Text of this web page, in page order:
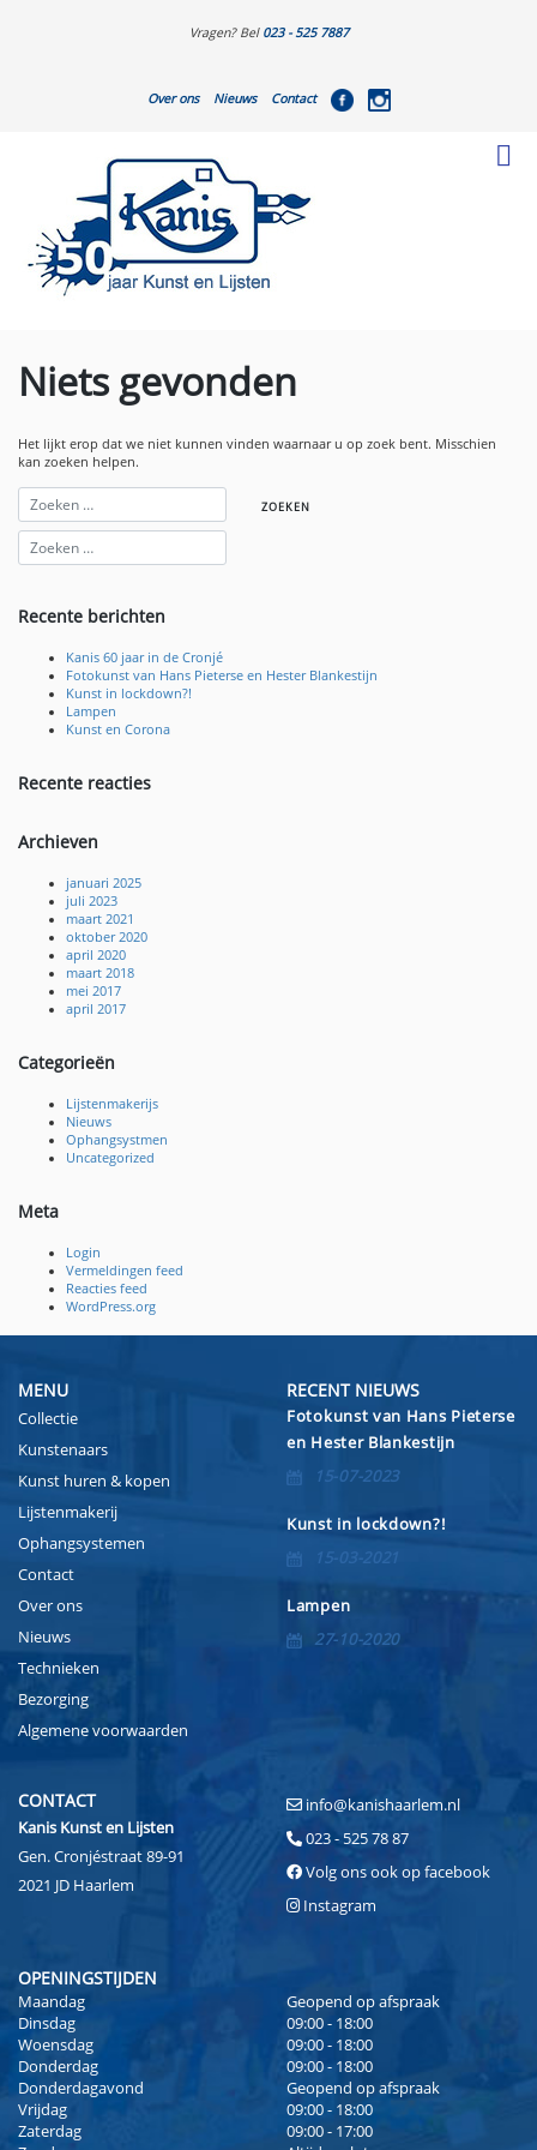
Vragen? Bel 023 - 525 7887
Over ons Nieuws Contact
Niets gevonden
Het lijkt erop dat we niet kunnen vinden waarnaar u op zoek bent. Misschien
kan zoeken helpen.
Recente berichten
Kanis 60 jaar in de Cronjé
Fotokunst van Hans Pieterse en Hester Blankestijn
Kunst in lockdown?!
Lampen
Kunst en Corona
Recente reacties
Archieven
januari 2025
juli 2023
maart 2021
oktober 2020
april 2020
maart 2018
mei 2017
april 2017
Categorieën
Lijstenmakerijs
Nieuws
Ophangsystmen
Uncategorized
Meta
Login
Vermeldingen feed
Reacties feed
WordPress.org
MENU
Collectie
Kunstenaars
Kunst huren & kopen
Lijstenmakerij
Ophangsystemen
Contact
Over ons
Nieuws
Technieken
Bezorging
Algemene voorwaarden
RECENT NIEUWS
Fotokunst van Hans Pieterse
en Hester Blankestijn
15-07-2023
Kunst in lockdown?!
15-03-2021
Lampen
27-10-2020
CONTACT
Kanis Kunst en Lijsten
Gen. Cronjéstraat 89-91
2021 JD Haarlem
info@kanishaarlem.nl
023 - 525 78 87
Volg ons ook op facebook
Instagram
OPENINGSTIJDEN
Maandag
Geopend op afspraak
Dinsdag
09:00 - 18:00
Woensdag
09:00 - 18:00
Donderdag
09:00 - 18:00
Donderdagavond
Geopend op afspraak
Vrijdag
09:00 - 18:00
Zaterdag
09:00 - 17:00